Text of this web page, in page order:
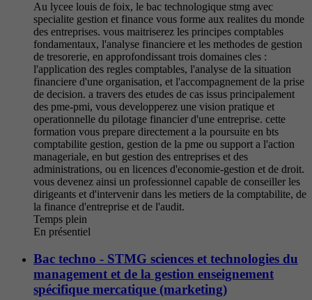
Au lycee louis de foix, le bac technologique stmg avec
specialite gestion et finance vous forme aux realites du monde
des entreprises. vous maitriserez les principes comptables
fondamentaux, l'analyse financiere et les methodes de gestion
de tresorerie, en approfondissant trois domaines cles :
l'application des regles comptables, l'analyse de la situation
financiere d'une organisation, et l'accompagnement de la prise
de decision. a travers des etudes de cas issus principalement
des pme-pmi, vous developperez une vision pratique et
operationnelle du pilotage financier d'une entreprise. cette
formation vous prepare directement a la poursuite en bts
comptabilite gestion, gestion de la pme ou support a l'action
manageriale, en but gestion des entreprises et des
administrations, ou en licences d'economie-gestion et de droit.
vous devenez ainsi un professionnel capable de conseiller les
dirigeants et d'intervenir dans les metiers de la comptabilite, de
la finance d'entreprise et de l'audit.
Temps plein
En présentiel
Bac techno - STMG sciences et technologies du
management et de la gestion enseignement
spécifique mercatique (marketing)